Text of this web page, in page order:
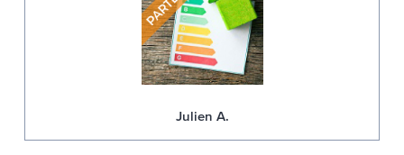
Julien A.